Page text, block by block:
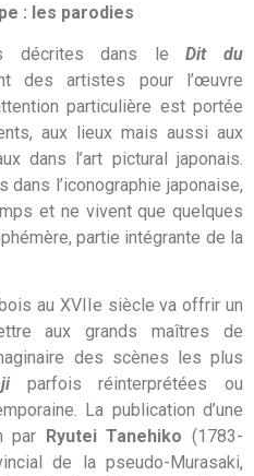
: les parodies
décrites dans leDit du
des artistes pour l’œuvre
particulière est portée
aux lieux mais aussi aux
dans l’art pictural japonais.
l’iconographie japonaise,
et ne vivent que quelques
partie intégrante de la
au XVIIe siècle va offrir un
aux grands maîtres de
des scènes les plus
parfois réinterprétées ou
La publication d’une
par
Ryutei Tanehiko (1783-
de la pseudo-Murasaki,